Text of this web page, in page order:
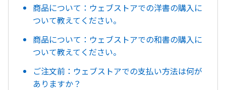
商品について：ウェブストアでの洋書の購入に
ついて教えてください。
商品について：ウェブストアでの和書の購入に
ついて教えてください。
ご注文前：ウェブストアでの支払い方法は何が
ありますか？